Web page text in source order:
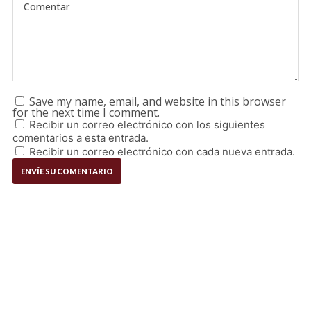
Save my name, email, and website in this browser
for the next time I comment.
Recibir un correo electrónico con los siguientes
comentarios a esta entrada.
Recibir un correo electrónico con cada nueva entrada.